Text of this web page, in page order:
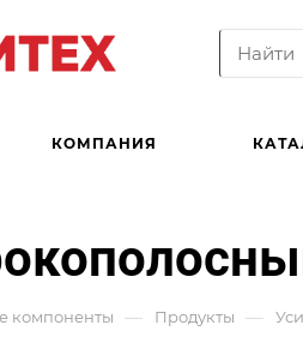
КОМПАНИЯ
компоненты — Продукты —